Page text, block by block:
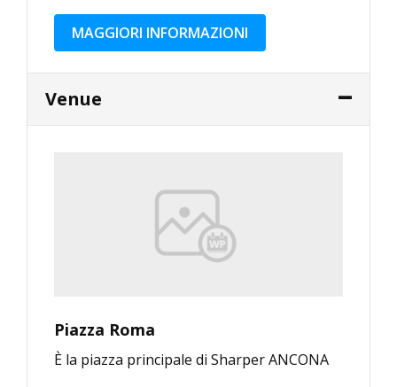
MAGGIORI INFORMAZIONI
Venue
Piazza Roma
È la piazza principale di Sharper ANCONA